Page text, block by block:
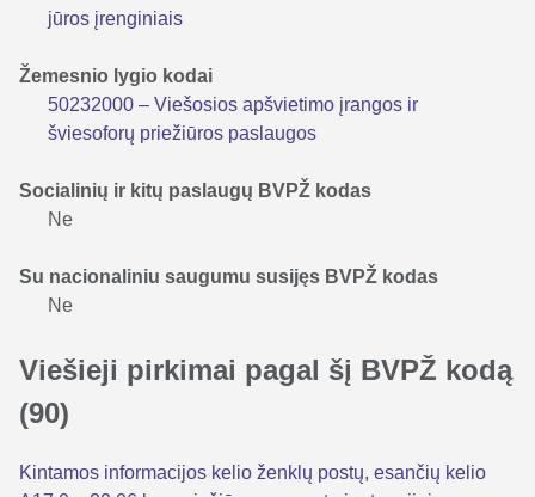
jūros įrenginiais
Žemesnio lygio kodai
50232000 – Viešosios apšvietimo įrangos ir
šviesoforų priežiūros paslaugos
Socialinių ir kitų paslaugų BVPŽ kodas
Ne
Su nacionaliniu saugumu susijęs BVPŽ kodas
Ne
Viešieji pirkimai pagal šį BVPŽ kodą
(90)
Kintamos informacijos kelio ženklų postų, esančių kelio